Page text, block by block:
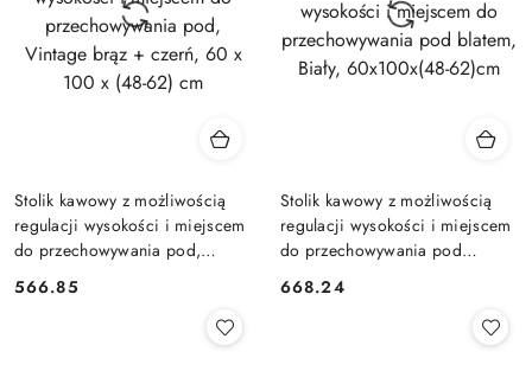
Stolik kawowy z możliwością
regulacji wysokości i miejscem
do przechowywania pod,
x (48-62) cm
Cena:
566.85
Stolik kawowy z możliwością
regulacji wysokości i miejscem
do przechowywania pod
62)cm
Cena:
668.24